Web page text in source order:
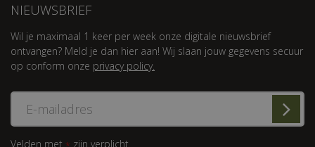
NIEUWSBRIEF
Wil je maximaal 1 keer per week onze digitale nieuwsbrief
ontvangen? Meld je dan hier aan! Wij slaan jouw gegevens secuur
op conform onze privacy policy.
Velden met zijn verplicht.